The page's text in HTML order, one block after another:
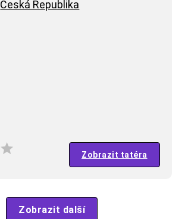
Česká Republika
Zobrazit tatéra
Zobrazit další